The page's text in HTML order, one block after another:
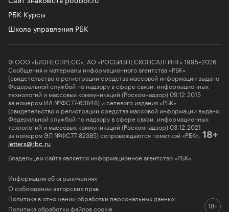
РБК Курсы
Школа управления РБК
© ООО «БИЗНЕСПРЕСС», АО «РОСБИЗНЕСКОНСАЛТИНГ» 1995–2026
Сообщения и материалы информационного агентства «РБК»
(свидетельство о регистрации средства массовой информации выдано
Федеральной службой по надзору в сфере связи, информационных
технологий и массовых коммуникаций (Роскомнадзор) 09.12.2015
за номером ИА №ФС77-63848) и сетевого издания «РБК»
(свидетельство о регистрации средства массовой информации выдано
Федеральной службой по надзору в сфере связи, информационных
технологий и массовых коммуникаций (Роскомнадзор) 03.12.2021
за номером ЭЛ №ФС77-82385) сопровождаются пометкой «РБК». 18+
letters@rbc.ru
Владельцем сайта является информационное агентство «РБК».
Информация об ограничениях
О соблюдении авторских прав
Политика в отношении обработки персональных данных
Политика обработки файлов cookie